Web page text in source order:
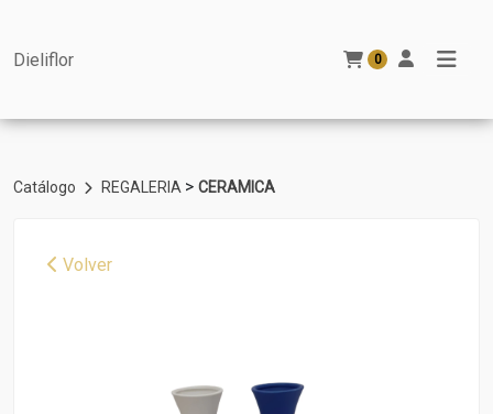
Dieliflor 0
Catálogo REGALERIA > CERAMICA
Volver